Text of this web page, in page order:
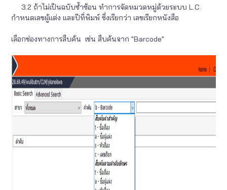
3.2 ถ้าไม่เป็นฉบับซ้ำซ้อน ทำการจัดหมวดหมู่ด้วยระบบ L.C.
กำหนดเลขผู้แต่ง และปีที่พิมพ์ ซึ่งเรียกว่า เลขเรียกหนังสือ
เลือกช่องทางการสืบค้น เช่น สืบค้นจาก "Barcode"